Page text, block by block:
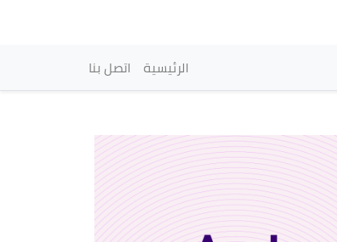
principale
الرئيسية اتصل بنا